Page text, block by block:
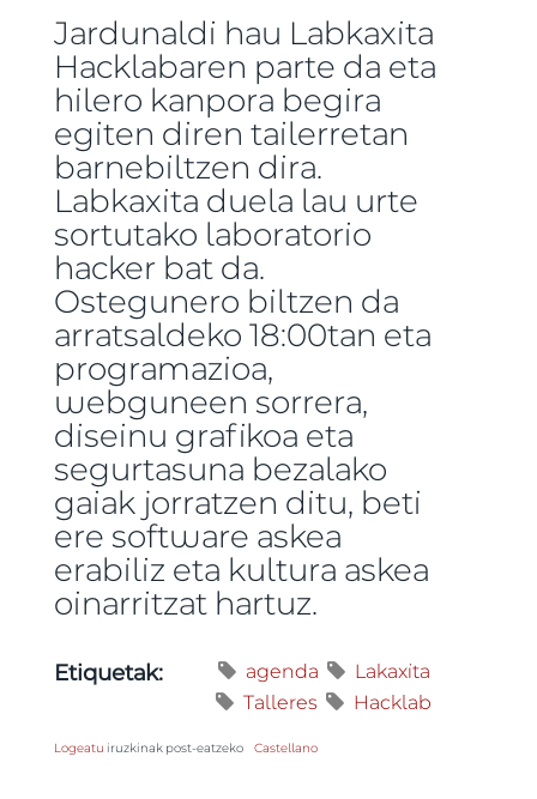
Jardunaldi hau Labkaxita
Hacklabaren parte da eta
hilero kanpora begira
egiten diren tailerretan
barnebiltzen dira.
Labkaxita duela lau urte
sortutako laboratorio
hacker bat da.
Ostegunero biltzen da
arratsaldeko 18:00tan eta
programazioa,
webguneen sorrera,
diseinu grafikoa eta
segurtasuna bezalako
gaiak jorratzen ditu, beti
ere software askea
erabiliz eta kultura askea
oinarritzat hartuz.
Etiquetak: agenda
Lakaxita
Talleres
Hacklab
Logeatu iruzkinak post-eatzeko Castellano